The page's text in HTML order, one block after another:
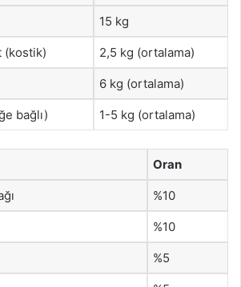
15 kg
(kostik) 2,5 kg (ortalama)
6 kg (ortalama)
bağlı) 1-5 kg (ortalama)
Oran
%10
%10
%5